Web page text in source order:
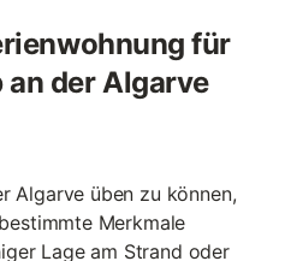
für
an der Algarve
Algarve üben zu können,
Merkmale
Lage am Strand oder